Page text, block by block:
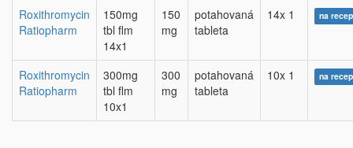
Roxithromycin
Ratiopharm
150mg
tbl flm
14x1
150
mg
potahovaná
tableta
14x 1 na
Roxithromycin
Ratiopharm
300mg
tbl flm
10x1
300
mg
potahovaná
tableta
10x 1 na